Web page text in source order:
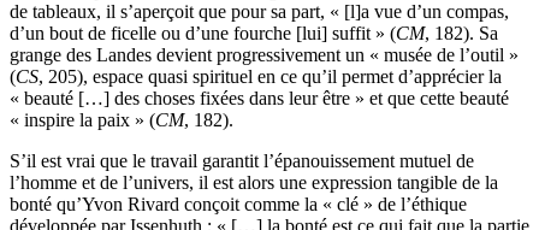
de tableaux, il s’aperçoit que pour sa part, « [l]a vue d’un compas,
d’un bout de ficelle ou d’une fourche [lui] suffit » (CM, 182). Sa
grange des Landes devient progressivement un « musée de l’outil »
(CS, 205), espace quasi spirituel en ce qu’il permet d’apprécier la
« beauté […] des choses fixées dans leur être » et que cette beauté
« inspire la paix » (CM, 182).
S’il est vrai que le travail garantit l’épanouissement mutuel de
l’homme et de l’univers, il est alors une expression tangible de la
bonté qu’Yvon Rivard conçoit comme la « clé » de l’éthique
développée par Issenhuth : « […] la bonté est ce qui fait que la partie